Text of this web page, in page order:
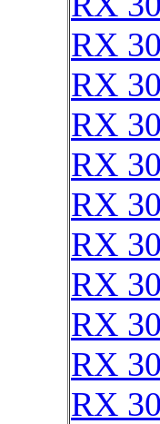
RX
RX
RX
RX
RX
RX
RX
RX
RX
RX